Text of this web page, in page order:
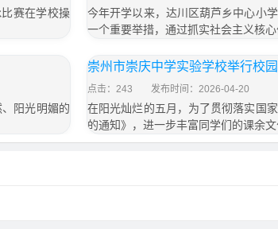
赛在学校操
今年开学以来，达川区葫芦乡中心小
一个重要举措，通过抓实社会主义核
阳光明媚的
崇州市崇庆中学实验学校举行校
点击：243 发布时间：2026-04-20
在阳光灿烂的五月，为了贯彻落实国
的通知》，进一步丰富同学们的课余